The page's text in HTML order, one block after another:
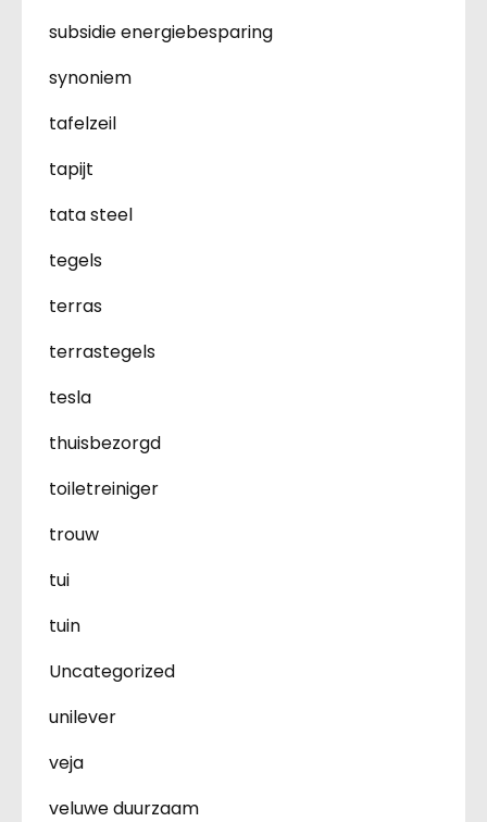
subsidie energiebesparing
synoniem
tafelzeil
tapijt
tata steel
tegels
terras
terrastegels
tesla
thuisbezorgd
toiletreiniger
trouw
tui
tuin
Uncategorized
unilever
veja
veluwe duurzaam